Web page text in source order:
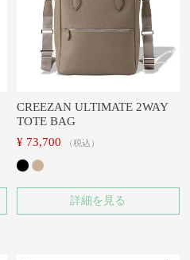
CREEZAN ULTIMATE 2WAY
TOTE BAG
¥ 73,700 税込
詳細を見る